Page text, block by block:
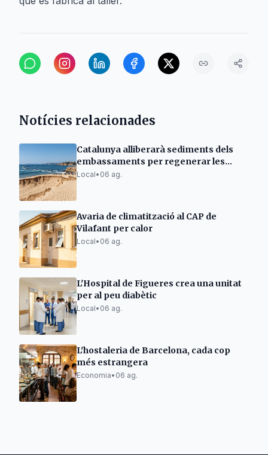
Notícies relacionades
Catalunya alliberarà sediments dels
embassaments per regenerar les
platges
Local• 06 ag.
Avaria de climatització al CAP de
Vilafant per calor
Local• 06 ag.
L'Hospital de Figueres crea una unitat
per al peu diabètic
Local• 06 ag.
L'hostaleria de Barcelona, cada cop
més estrangera
Economia• 06 ag.